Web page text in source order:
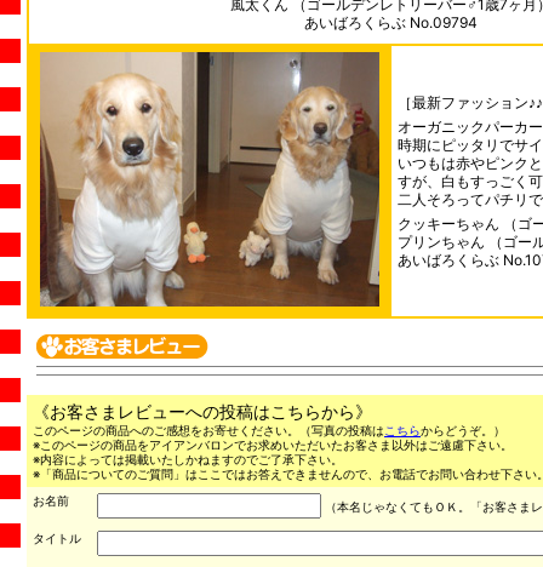
風太くん （ゴールデンレトリーバー♂1歳7ヶ月
あいばろくらぶ No.09794
［最新ファッション
オーガニックパーカ
時期にピッタリでサ
いつもは赤やピンク
すが、白もすっごく
二人そろってパチリ
クッキーちゃん （ゴ
プリンちゃん （ゴー
あいばろくらぶ
《お客さまレビューへの投稿はこちらから》
このページの商品へのご感想をお寄せください。（写真の投稿は こちらからどうぞ。）
※このページの商品をアイアンバロンでお求めいただいたお客さま以外はご遠慮下さい。
※内容によっては掲載いたしかねますのでご了承下さい。
※「商品についてのご質問」はここではお答えできませんので、お電話でお問い合わせ下さ
お名前
（本名じゃなくてもＯＫ。「お客さま
タイトル